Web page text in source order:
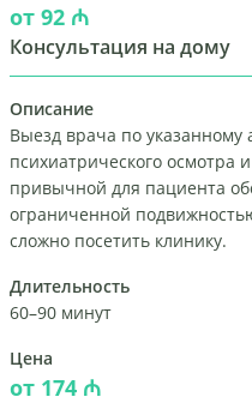
от 92 ₼
Консультация на дому
Описание
Выезд врача по указанному
психиатрического осмотра
привычной для пациента
ограниченной
сложно посетить клинику.
Длительность
60–90 минут
Цена
от 174 ₼